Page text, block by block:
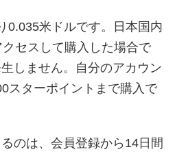
0.035米ドルです。日本国内
セスして購入した場合で
しません。自分のアカウン
スターポイントまで購入で
のは、会員登録から14日間